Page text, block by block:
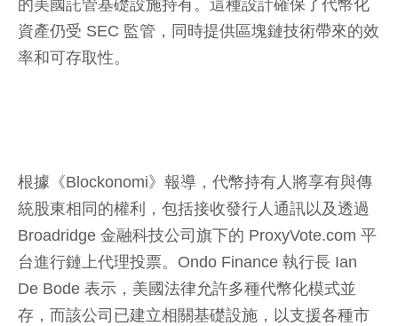
的美國託管基礎設施持有。這種設計確保了代幣化
資產仍受 SEC 監管，同時提供區塊鏈技術帶來的效
率和可存取性。
根據《Blockonomi》報導，代幣持有人將享有與傳
統股東相同的權利，包括接收發行人通訊以及透過
Broadridge 金融科技公司旗下的 ProxyVote.com 平
台進行鏈上代理投票。Ondo Finance 執行長 Ian
De Bode 表示，美國法律允許多種代幣化模式並
存，而該公司已建立相關基礎設施，以支援各種市